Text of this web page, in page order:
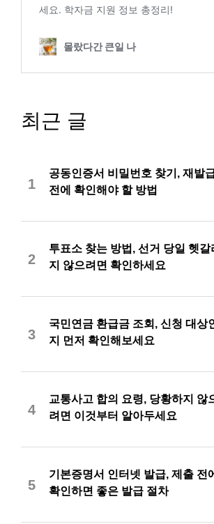
최근 글
1
공동인증서 비밀번호 찾기, 재발
전에 확인해야 할 방법
2
투표소 찾는 방법, 선거 당일 헷갈
지 않으려면 확인하세요
3
국민연금 환급금 조회, 신청 대상
지 먼저 확인해보세요
4
교통사고 합의 요령, 당황하지 않
려면 이것부터 알아두세요
5
기본증명서 인터넷 발급, 제출 전에
확인하면 좋은 발급 절차